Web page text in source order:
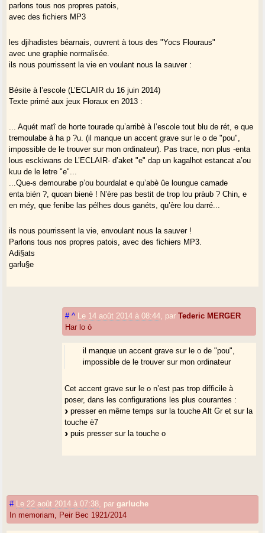
parlons tous nos propres patois,
avec des fichiers MP3
les djihadistes béarnais, ouvrent à tous des "Yocs Flouraus"
avec une graphie normalisée.
ils nous pourrissent la vie en voulant nous la sauver :
Bésite à l’escole (L’ECLAIR du 16 juin 2014)
Texte primé aux jeux Floraux en 2013 :
... Aquét matî de horte tourade qu’arribè à l’escole tout blu de rét, e que
tremoulabe à ha p ?u. (il manque un accent grave sur le o de "pou",
impossible de le trouver sur mon ordinateur). Pas trace, non plus -enta
lous esckiwans de L’ECLAIR- d’aket "e" dap un kagalhot estancat a’ou
kuu de le letre "e"...
...Que-s demourabe p’ou bourdalat e qu’abè ûe loungue camade
enta bién ?, quoan bienè ! N’ère pas bestit de trop lou pràub ? Chin, e
en méy, que fenibe las pélhes dous ganéts, qu’ère lou darré...
ils nous pourrissent la vie, envoulant nous la sauver !
Parlons tous nos propres patois, avec des fichiers MP3.
Adi§ats
garlu§e
# ^ Le 14 août 2014 à 08:44 parTederic MERGER
Har lo ò
il manque un accent grave sur le o de "pou",
impossible de le trouver sur mon ordinateur
Cet accent grave sur le o n’est pas trop difficile à
poser, dans les configurations les plus courantes :
presser en même temps sur la touche Alt Gr et sur la
touche è7
puis presser sur la touche o
# Le 22 août 2014 à 07:38 pargarluche
In memoriam, Peir Bec 1921/2014